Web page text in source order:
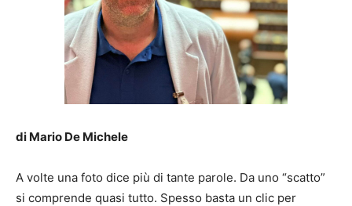
di Mario De Michele
A volte una foto dice più di tante parole. Da uno “scatto”
si comprende quasi tutto. Spesso basta un clic per